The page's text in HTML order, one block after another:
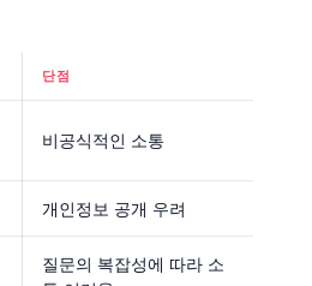
단점
비공식적인 소통
개인정보 공개 우려
질문의 복잡성에 따라 소